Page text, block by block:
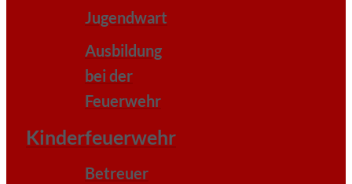
Jugendwart
Ausbildung
bei der
Feuerwehr
Kinderfeuerwehr
Betreuer